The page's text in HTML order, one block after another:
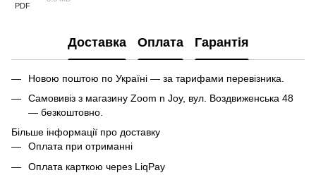
PDF
Доставка Оплата Гарантія
Новою поштою по Україні — за тарифами перевізника.
Самовивіз з магазину Zoom n Joy, вул. Воздвиженська 48
— безкоштовно.
Більше інформації про доставку
Оплата при отриманні
Оплата карткою через LiqPay